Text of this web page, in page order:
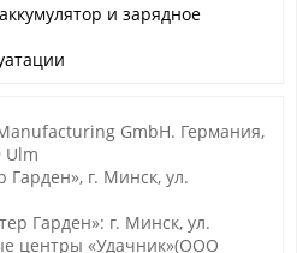
и зарядное
GmbH. Германия,
Ulm
г. Минск, ул.
Гарден»: г. Минск, ул.
центры «Удачник»(ООО